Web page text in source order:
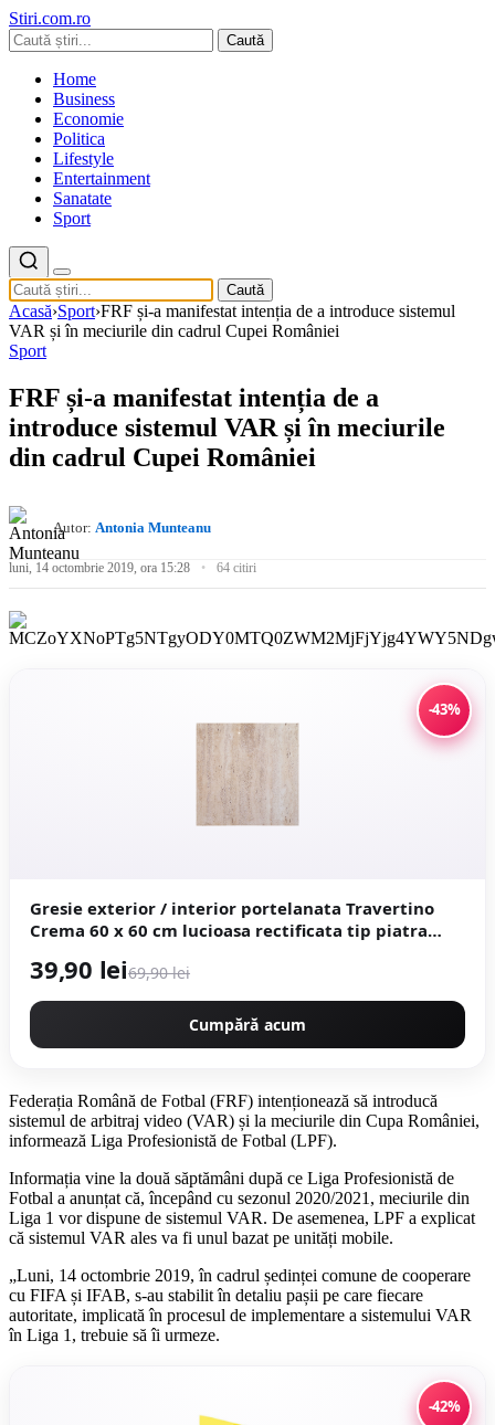
Stiri.com.ro
Caută
Home
Business
Economie
Politica
Lifestyle
Entertainment
Sanatate
Sport
Caută
Acasă›Sport›FRF și-a manifestat intenția de a introduce sistemul
VAR și în meciurile din cadrul Cupei României
Sport
FRF și-a manifestat intenția de a
introduce sistemul VAR și în meciurile
din cadrul Cupei României
Autor: Antonia Munteanu
luni, 14 octombrie 2019, ora 15:28 64 citiri
-43%
Gresie exterior / interior portelanata Travertino
Crema 60 x 60 cm lucioasa rectificata tip piatra
39,90 lei69,90 lei
Cumpără acum
Federația Română de Fotbal (FRF) intenționează să introducă
sistemul de arbitraj video (VAR) și la meciurile din Cupa României,
informează Liga Profesionistă de Fotbal (LPF).
Informația vine la două săptămâni după ce Liga Profesionistă de
Fotbal a anunțat că, începând cu sezonul 2020/2021, meciurile din
Liga 1 vor dispune de sistemul VAR. De asemenea, LPF a explicat
că sistemul VAR ales va fi unul bazat pe unități mobile.
„Luni, 14 octombrie 2019, în cadrul ședinței comune de cooperare
cu FIFA și IFAB, s-au stabilit în detaliu pașii pe care fiecare
autoritate, implicată în procesul de implementare a sistemului VAR
în Liga 1, trebuie să îi urmeze.
-42%